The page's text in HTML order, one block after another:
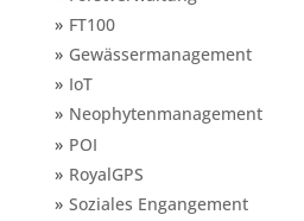
FT100
Gewässermanagement
IoT
Neophytenmanagement
POI
RoyalGPS
Soziales Engangement